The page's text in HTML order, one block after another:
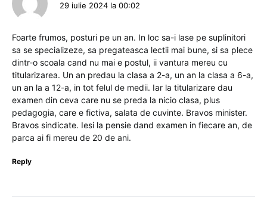
29 iulie 2024 la 00:02
Foarte frumos, posturi pe un an. In loc sa-i lase pe suplinitori
sa se specializeze, sa pregateasca lectii mai bune, si sa plece
dintr-o scoala cand nu mai e postul, ii vantura mereu cu
titularizarea. Un an predau la clasa a 2-a, un an la clasa a 6-a,
un an la a 12-a, in tot felul de medii. Iar la titularizare dau
examen din ceva care nu se preda la nicio clasa, plus
pedagogia, care e fictiva, salata de cuvinte. Bravos minister.
Bravos sindicate. Iesi la pensie dand examen in fiecare an, de
parca ai fi mereu de 20 de ani.
Reply